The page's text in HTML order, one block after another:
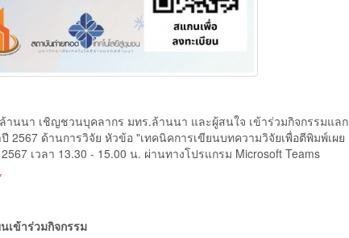
นนา เชิญชวนบุคลากร มทร.ล้านนา และผู้สนใจ เข้าร่วมกิจกรรมแลก
ด้านการวิจัย หัวข้อ "เทคนิคการเขียนบทความวิจัยเพื่อตีพิมพ์เผย
เวลา 13.30 - 15.00 น. ผ่านทางโปรแกรม Microsoft Teams
เข้าร่วมกิจกรรม